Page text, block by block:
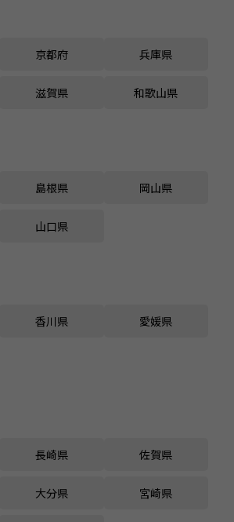
京都府 兵庫県
滋賀県 和歌山県
島根県 岡山県
山口県
香川県 愛媛県
長崎県 佐賀県
大分県 宮崎県